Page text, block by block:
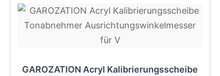
GAROZATION Acryl Kalibrierungsscheibe